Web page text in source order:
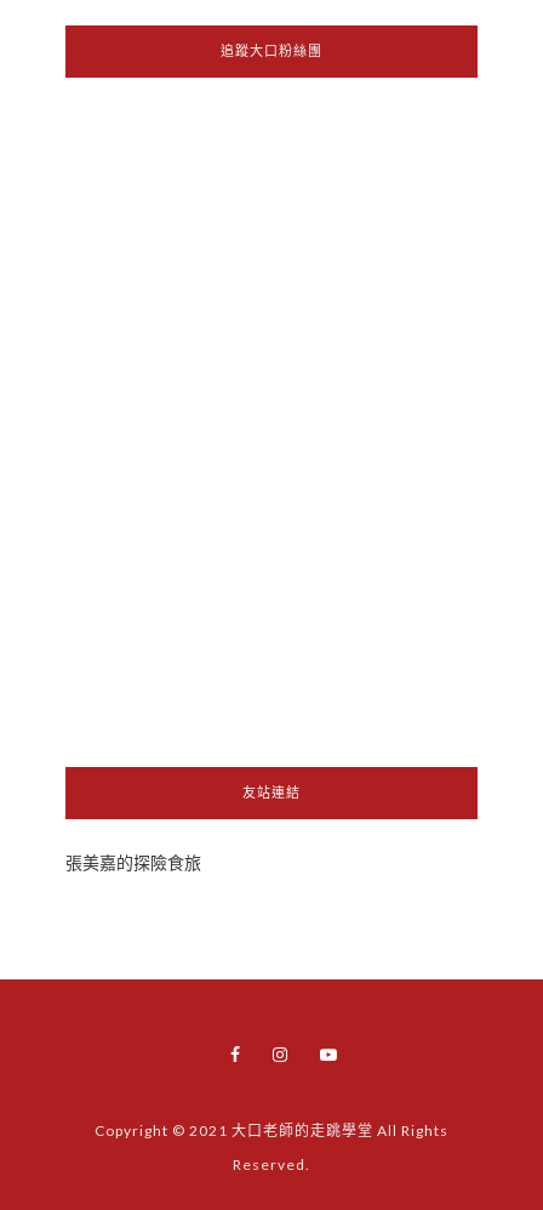
追蹤大口粉絲團
友站連結
張美嘉的探險食旅
Copyright © 2021 大口老師的走跳學堂 All Rights
Reserved.